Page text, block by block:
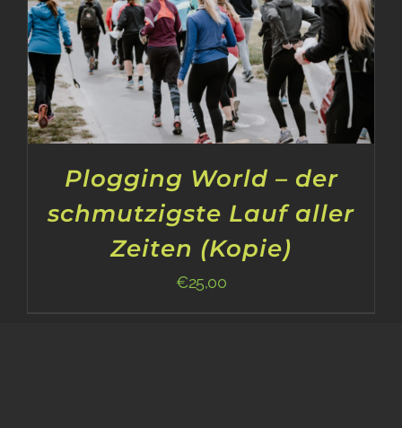
Plogging World – der
schmutzigste Lauf aller
Zeiten (Kopie)
€25,00